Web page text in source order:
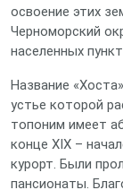
освоение этих
Черноморский
населенных
Название
устье которой
топоним имеет
конце XIX –
курорт. Были
пансионаты.